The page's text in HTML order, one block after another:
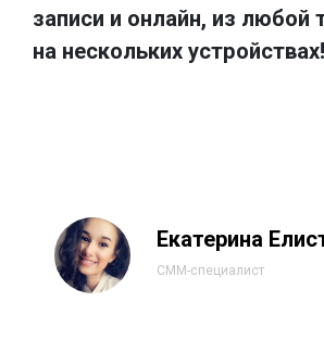
записи и онлайн, из любой
на нескольких устройствах!
Екатерина
СММ-специалист